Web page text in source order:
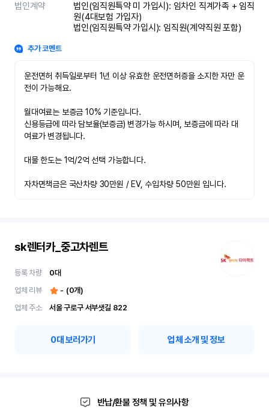
법인계약
법인(임직원특약 미 가입시): 임차인 직계가족 + 임직
원(4대보험 가입자)
법인(임직원특약 가입시): 임직원(계약직원 포함)
추가 코멘트
운전면허 취득일로부터 1년 이상 유효한 운전면허증을 소지한 자만 운
전이 가능해요.
월대여료는 보증금 10% 기준입니다.
신용등급에 따라 담보율(보증금) 변경가능 하시며, 보증금에 따라 대
여료가 변경됩니다.
대물 한도는 1억/2억 선택 가능합니다.
자차면책금은 국산차량 30만원 / EV, 수입차량 50만원 입니다.
sk렌터카_중고차렌트
등록 차량 0대
업체 리뷰
- (0개)
업체 주소
서울 구로구 서부샛길 822
0대 보러가기 업체 소개 및 정보
반납/환불 정책 및 유의사항